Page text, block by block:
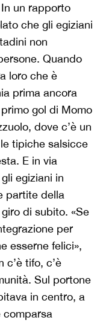
un rapporto
che gli egiziani
non
Quando
loro che è
prima ancora
gol di Momo
dove c’è un
tipiche salsicce
E in via
egiziani in
partite della
di subito. «Se
per
esserne felici»,
tifo, c’è
Sul portone
in centro, a
comparsa